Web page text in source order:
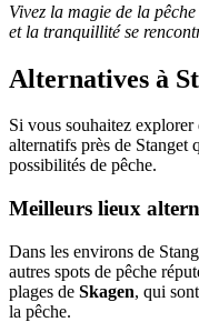
Vivez la magie de la
et la tranquillité se
Alternatives à
Si vous souhaitez
alternatifs près de Stanget
possibilités de pêche.
Meilleurs lieux
Dans les environs de
autres spots de pêche
plages de Skagen, qui
la pêche.